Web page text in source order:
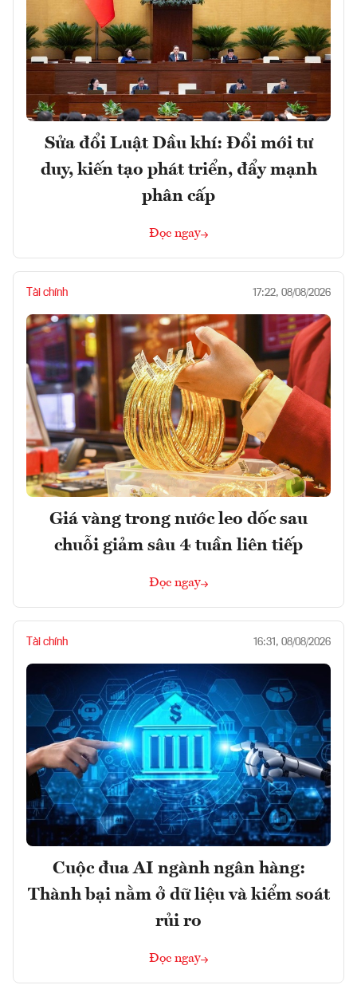
Sửa đổi Luật Dầu khí: Đổi mới tư
duy, kiến tạo phát triển, đẩy mạnh
phân cấp
Đọc ngay
Tài chính 17:22, 08/08/2026
Giá vàng trong nước leo dốc sau
chuỗi giảm sâu 4 tuần liên tiếp
Đọc ngay
Tài chính 16:31, 08/08/2026
Cuộc đua AI ngành ngân hàng:
Thành bại nằm ở dữ liệu và kiểm soát
rủi ro
Đọc ngay